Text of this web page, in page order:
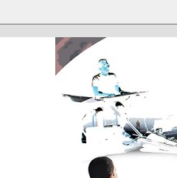
Suchen